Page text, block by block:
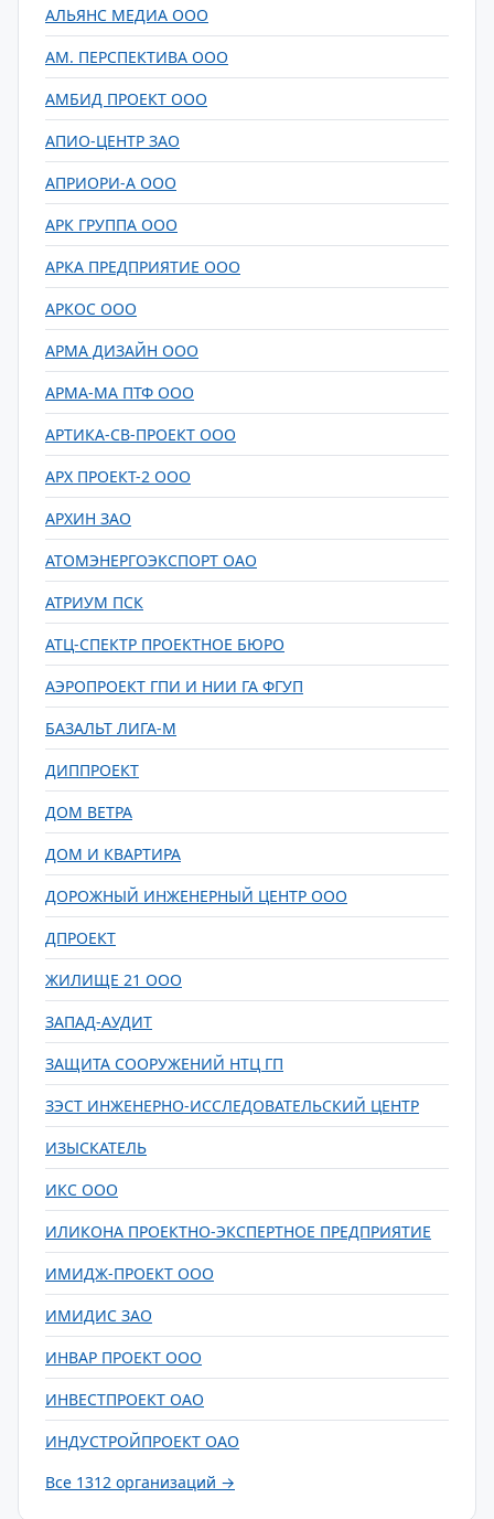
АЛЬЯНС МЕДИА ООО
АМ. ПЕРСПЕКТИВА ООО
АМБИД ПРОЕКТ ООО
АПИО-ЦЕНТР ЗАО
АПРИОРИ-А ООО
АРК ГРУППА ООО
АРКА ПРЕДПРИЯТИЕ ООО
АРКОС ООО
АРМА ДИЗАЙН ООО
АРМА-МА ПТФ ООО
АРТИКА-СВ-ПРОЕКТ ООО
АРХ ПРОЕКТ-2 ООО
АРХИН ЗАО
АТОМЭНЕРГОЭКСПОРТ ОАО
АТРИУМ ПСК
АТЦ-СПЕКТР ПРОЕКТНОЕ БЮРО
АЭРОПРОЕКТ ГПИ И НИИ ГА ФГУП
БАЗАЛЬТ ЛИГА-М
ДИППРОЕКТ
ДОМ ВЕТРА
ДОМ И КВАРТИРА
ДОРОЖНЫЙ ИНЖЕНЕРНЫЙ ЦЕНТР ООО
ДПРОЕКТ
ЖИЛИЩЕ 21 ООО
ЗАПАД-АУДИТ
ЗАЩИТА СООРУЖЕНИЙ НТЦ ГП
ЗЭСТ ИНЖЕНЕРНО-ИССЛЕДОВАТЕЛЬСКИЙ ЦЕНТР
ИЗЫСКАТЕЛЬ
ИКС ООО
ИЛИКОНА ПРОЕКТНО-ЭКСПЕРТНОЕ ПРЕДПРИЯТИЕ
ИМИДЖ-ПРОЕКТ ООО
ИМИДИС ЗАО
ИНВАР ПРОЕКТ ООО
ИНВЕСТПРОЕКТ ОАО
ИНДУСТРОЙПРОЕКТ ОАО
Все 1312 организаций →